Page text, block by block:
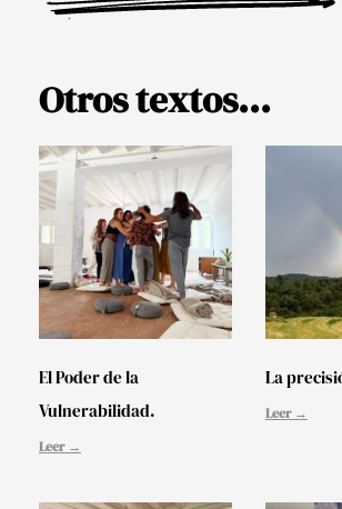
Otros textos...
El Poder de la
Vulnerabilidad.
Leer →
La
Leer →